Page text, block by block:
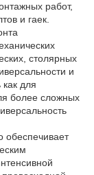
работ,
и гаек.
столярных
и
для
более сложных
обеспечивает